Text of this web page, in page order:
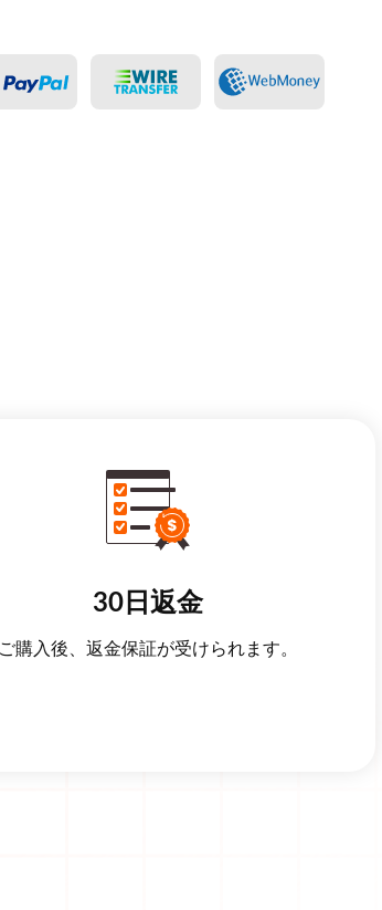
30日返金
ご購入後、返金保証が受けられます。